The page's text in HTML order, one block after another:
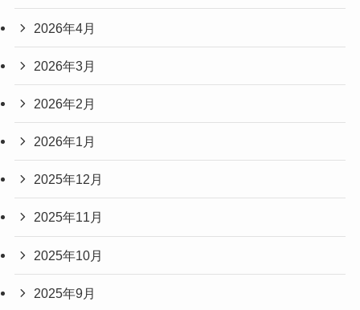
2026年4月
2026年3月
2026年2月
2026年1月
2025年12月
2025年11月
2025年10月
2025年9月